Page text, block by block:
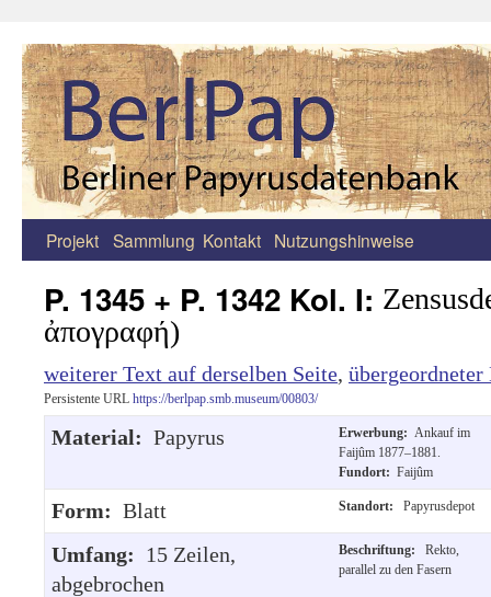
Zum
springen
Projekt Sammlung Kontakt Nutzungshinweise
P. 1345 + P. 1342 Kol. I:
ἀπογραφή)
weiterer Text auf derselben Seite, übergeordneter
Persistente URL https://berlpap.smb.museum/00803/
Material: Papyrus Erwerbung: Ankauf im
Faijûm 1877–1881.
Fundort: Faijûm
Form: Blatt Standort: Papyrusdepot
Umfang: 15 Zeilen,
abgebrochen
Beschriftung:
Rekto,
parallel zu den Fasern